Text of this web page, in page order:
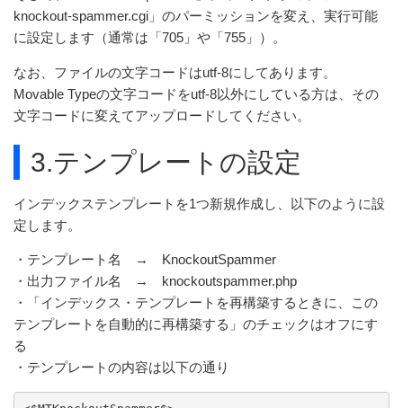
knockout-spammer.cgi」のパーミッションを変え、実行可能
に設定します（通常は「705」や「755」）。
なお、ファイルの文字コードはutf-8にしてあります。
Movable Typeの文字コードをutf-8以外にしている方は、その
文字コードに変えてアップロードしてください。
3.テンプレートの設定
インデックステンプレートを1つ新規作成し、以下のように設
定します。
・テンプレート名 → KnockoutSpammer
・出力ファイル名 → knockoutspammer.php
・「インデックス・テンプレートを再構築するときに、この
テンプレートを自動的に再構築する」のチェックはオフにす
る
・テンプレートの内容は以下の通り